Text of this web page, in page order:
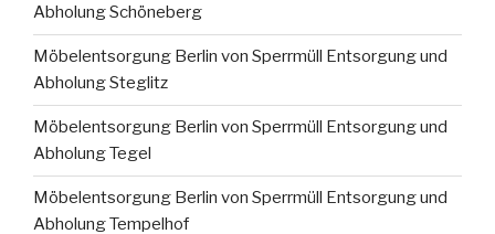
Abholung Schöneberg
Möbelentsorgung Berlin von Sperrmüll Entsorgung und
Abholung Steglitz
Möbelentsorgung Berlin von Sperrmüll Entsorgung und
Abholung Tegel
Möbelentsorgung Berlin von Sperrmüll Entsorgung und
Abholung Tempelhof